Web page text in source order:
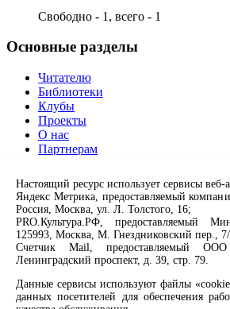
Свободно - 1, всего - 1
Основные разделы
Читателю
Библиотеки
Клубы
Проекты
О нас
Партнерам
Сервисы
Продлить книгу
Спроси библиотекаря
Спроси краеведа
Оцените качество услуг
Направить обращение директору
Соцсети
Настоящий ресурс использует сервисы веб-
Яндекс Метрика, предоставляемый
Россия, Москва, ул. Л. Толстого, 16;
PRO.Культура.РФ, предоставляемый
125993, Москва, М. Гнездниковский пер.,
Счетчик Mail, предоставляемый
Ленинградский проспект, д. 39, стр. 79.
Данные сервисы используют файлы
данных посетителей для обеспечения